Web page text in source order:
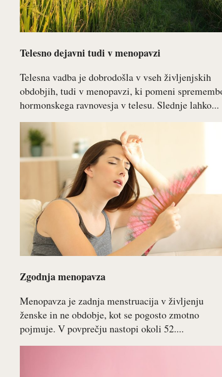
Telesno dejavni tudi v menopavzi
Telesna vadba je dobrodošla v vseh življenjskih
obdobjih, tudi v menopavzi, ki pomeni
hormonskega ravnovesja v telesu. Slednje lahko...
Zgodnja menopavza
Menopavza je zadnja menstruacija v življenju
ženske in ne obdobje, kot se pogosto zmotno
pojmuje. V povprečju nastopi okoli 52....